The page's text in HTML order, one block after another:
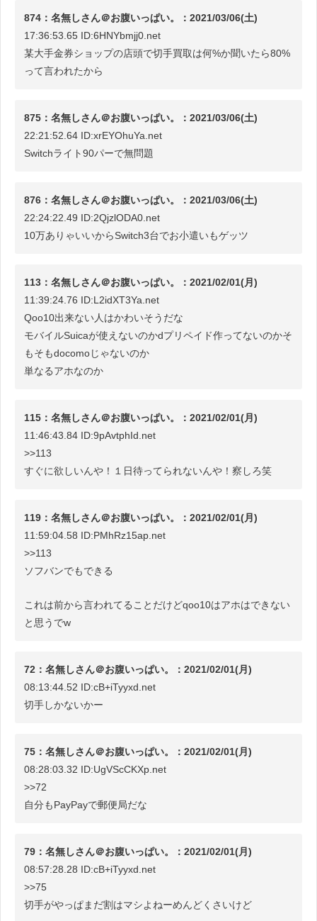
874：名無しさん＠お腹いっぱい。：2021/03/06(土)
17:36:53.65 ID:6HNYbmjj0.net
某大手金券ショップの店頭で切手買取は何%か聞いたら80%
って言われたから
875：名無しさん＠お腹いっぱい。：2021/03/06(土)
22:21:52.64 ID:xrEYOhuYa.net
Switchライト90パーで無問題
876：名無しさん＠お腹いっぱい。：2021/03/06(土)
22:24:22.49 ID:2QjzlODA0.net
10万ありゃいいからSwitch3台でお小遣いもゲッツ
113：名無しさん＠お腹いっぱい。：2021/02/01(月)
11:39:24.76 ID:L2idXT3Ya.net
Qoo10出来ない人はかわいそうだな
モバイルSuicaが使えないのかdプリペイド作ってないのかそ
もそもdocomoじゃないのか
単なるアホなのか
115：名無しさん＠お腹いっぱい。：2021/02/01(月)
11:46:43.84 ID:9pAvtphId.net
>>113
すぐに欲しいんや！１日待ってられないんや！察しろ笑
119：名無しさん＠お腹いっぱい。：2021/02/01(月)
11:59:04.58 ID:PMhRz15ap.net
>>113
ソフバンでもできる
これは前から言われてることだけどqoo10はアホはできない
と思うでw
72：名無しさん＠お腹いっぱい。：2021/02/01(月)
08:13:44.52 ID:cB+iTyyxd.net
切手しかないかー
75：名無しさん＠お腹いっぱい。：2021/02/01(月)
08:28:03.32 ID:UgVScCKXp.net
>>72
自分もPayPayで郵便局だな
79：名無しさん＠お腹いっぱい。：2021/02/01(月)
08:57:28.28 ID:cB+iTyyxd.net
>>75
切手がやっぱまだ割はマシよねーめんどくさいけど